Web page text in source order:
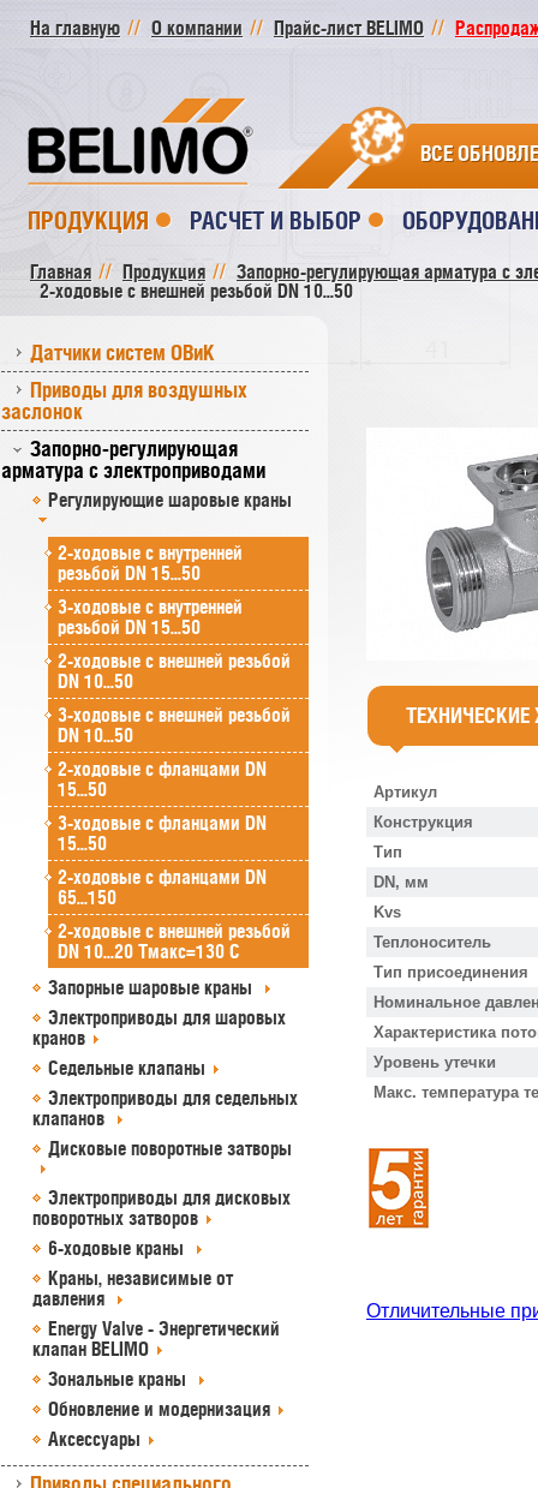
На главную О компании Прайс-лист BELIMO
ВСЕ
ПРОДУКЦИЯ РАСЧЕТ И ВЫБОР
Главная Продукция
Запорно-регулирующая арматура с
2-ходовые с внешней резьбой DN 10...50
Датчики систем ОВиК
Приводы для воздушных
заслонок
Запорно-регулирующая
арматура с электроприводами
Регулирующие шаровые краны
2-ходовые с внутренней
резьбой DN 15...50
3-ходовые с внутренней
резьбой DN 15...50
2-ходовые с внешней резьбой
DN 10...50
3-ходовые с внешней резьбой
DN 10...50
2-ходовые с фланцами DN
15...50
3-ходовые с фланцами DN
15...50
2-ходовые с фланцами DN
65...150
2-ходовые с внешней резьбой
DN 10...20 Tмакс=130 C
Запорные шаровые краны
Электроприводы для шаровых
кранов
Седельные клапаны
Электроприводы для седельных
клапанов
Дисковые поворотные затворы
Электроприводы для дисковых
поворотных затворов
6-ходовые краны
Краны, независимые от
давления
Energy Valve - Энергетический
клапан BELIMO
Зональные краны
Обновление и модернизация
Аксессуары
Артикул
Конструкция
Тип
DN, мм
Kvs
Теплоноситель
Тип присоединения
Номинальное
Характеристика
Уровень утечки
Макс. температура
Отличительные